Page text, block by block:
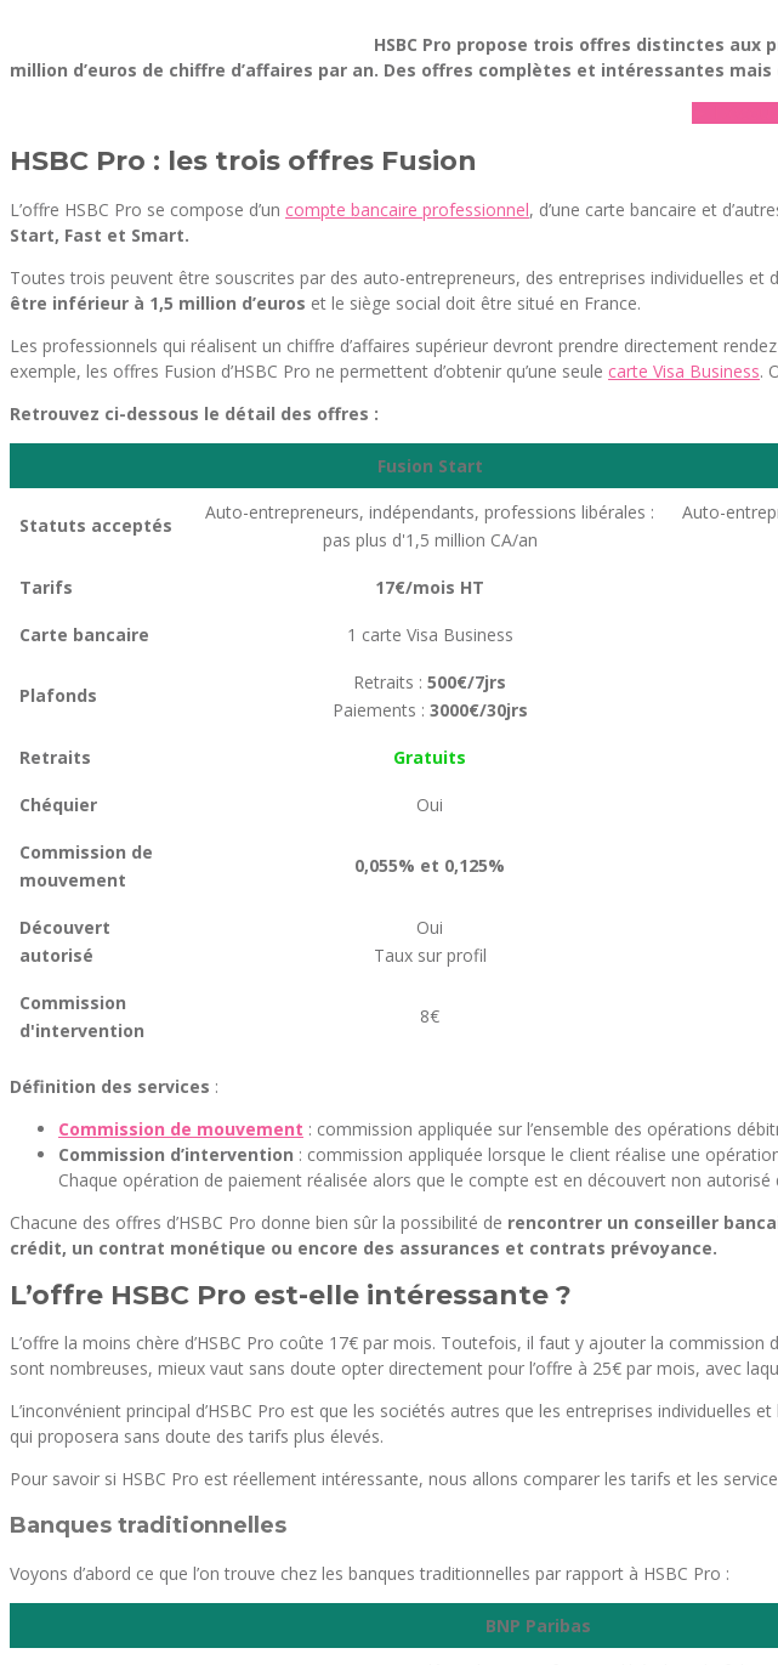
HSBC Pro propose trois offres distinctes aux
million d’euros de chiffre d’affaires par an. Des offres complètes et intéressantes mais
HSBC Pro : les trois offres Fusion
L’offre HSBC Pro se compose d’un compte bancaire professionnel, d’une carte bancaire et
Start, Fast et Smart.
Toutes trois peuvent être souscrites par des auto-entrepreneurs, des entreprises individuelles et
être inférieur à 1,5 million d’euros et le siège social doit être situé en France.
Les professionnels qui réalisent un chiffre d’affaires supérieur devront prendre directement
exemple, les offres Fusion d’HSBC Pro ne permettent d’obtenir qu’une seule carte Visa Business.
Retrouvez ci-dessous le détail des offres :
Fusion Start
Statuts acceptés
Auto-entrepreneurs, indépendants, professions libérales :
pas plus d'1,5 million CA/an
Auto-
Tarifs 17€/mois HT
Carte bancaire 1 carte Visa Business
Plafonds
Retraits : 500€/7jrs
Paiements : 3000€/30jrs
Retraits Gratuits
Chéquier Oui
Commission de
mouvement
0,055% et 0,125%
Découvert
autorisé
Oui
Taux sur profil
Commission
d'intervention
8€
Définition des services :
Commission de mouvement : commission appliquée sur l’ensemble des opérations
Commission d’intervention : commission appliquée lorsque le client réalise une
Chaque opération de paiement réalisée alors que le compte est en découvert non autorisé
Chacune des offres d’HSBC Pro donne bien sûr la possibilité de rencontrer un conseiller
crédit, un contrat monétique ou encore des assurances et contrats prévoyance.
L’offre HSBC Pro est-elle intéressante ?
L’offre la moins chère d’HSBC Pro coûte 17€ par mois. Toutefois, il faut y ajouter la
sont nombreuses, mieux vaut sans doute opter directement pour l’offre à 25€ par mois, avec
L’inconvénient principal d’HSBC Pro est que les sociétés autres que les entreprises
qui proposera sans doute des tarifs plus élevés.
Pour savoir si HSBC Pro est réellement intéressante, nous allons comparer les tarifs et les
Banques traditionnelles
Voyons d’abord ce que l’on trouve chez les banques traditionnelles par rapport à HSBC Pro :
BNP Paribas